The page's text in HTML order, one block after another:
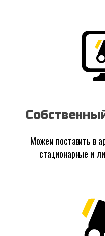
Можем поставить в
стационарные и